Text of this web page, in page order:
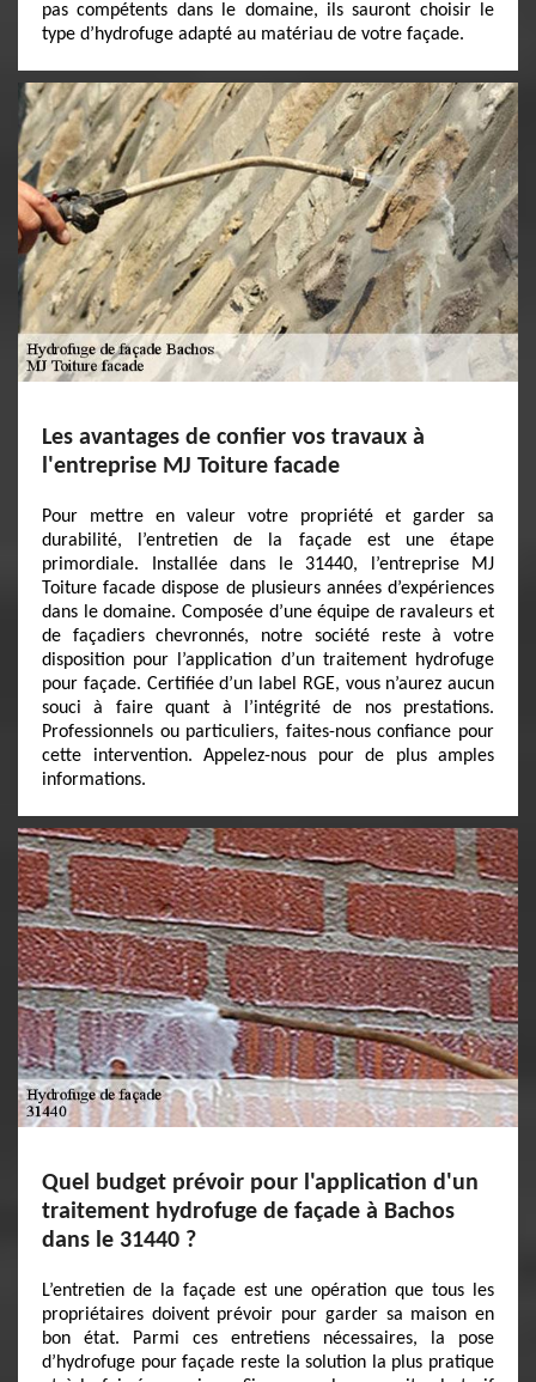
pas compétents dans le domaine, ils sauront choisir le
type d’hydrofuge adapté au matériau de votre façade.
Les avantages de confier vos travaux à
l'entreprise MJ Toiture facade
Pour mettre en valeur votre propriété et garder sa
durabilité, l’entretien de la façade est une étape
primordiale. Installée dans le 31440, l’entreprise MJ
Toiture facade dispose de plusieurs années d’expériences
dans le domaine. Composée d’une équipe de ravaleurs et
de façadiers chevronnés, notre société reste à votre
disposition pour l’application d’un traitement hydrofuge
pour façade. Certifiée d’un label RGE, vous n’aurez aucun
souci à faire quant à l’intégrité de nos prestations.
Professionnels ou particuliers, faites-nous confiance pour
cette intervention. Appelez-nous pour de plus amples
informations.
Quel budget prévoir pour l'application d'un
traitement hydrofuge de façade à Bachos
dans le 31440 ?
L’entretien de la façade est une opération que tous les
propriétaires doivent prévoir pour garder sa maison en
bon état. Parmi ces entretiens nécessaires, la pose
d’hydrofuge pour façade reste la solution la plus pratique